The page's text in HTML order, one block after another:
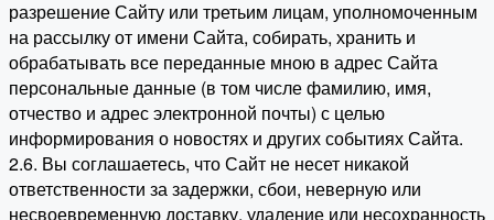
разрешение Сайту или третьим лицам, уполномоченным
на рассылку от имени Сайта, собирать, хранить и
обрабатывать все переданные мною в адрес Сайта
персональные данные (в том числе фамилию, имя,
отчество и адрес электронной почты) с целью
информирования о новостях и других событиях Сайта.
2.6. Вы соглашаетесь, что Сайт не несет никакой
ответственности за задержки, сбои, неверную или
несвоевременную доставку, удаление или несохранность